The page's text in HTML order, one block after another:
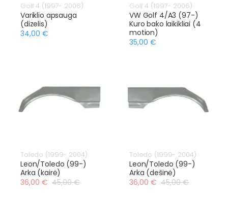
Golf 4 (1997- 2006)
Variklio apsauga
(dizelis)
34,00 €
Golf 4 (1997- 2006)
VW Golf 4/A3 (97-)
Kuro bako laikikliai (4
motion)
35,00 €
Toledo (1999- 2004)
Leon/Toledo (99-)
Arka (kairė)
36,00 € 45,00 €
Toledo (1999- 2004)
Leon/Toledo (99-)
Arka (dešinė)
36,00 € 45,00 €